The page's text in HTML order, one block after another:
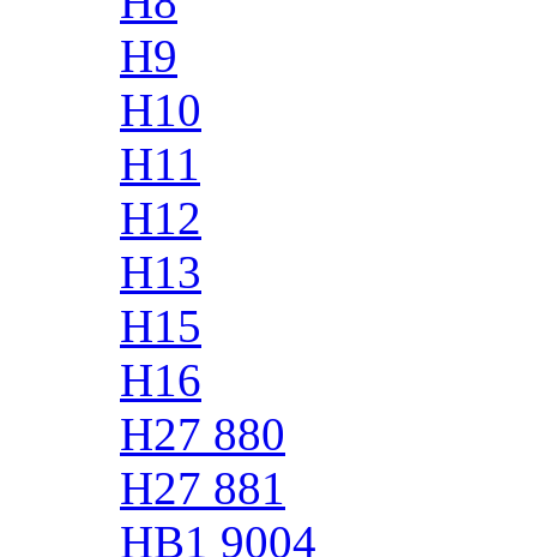
H9
H10
H11
H12
H13
H15
H16
H27 880
H27 881
HB1 9004